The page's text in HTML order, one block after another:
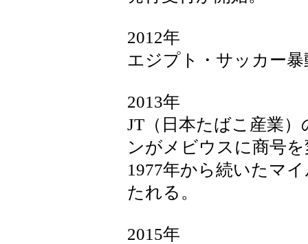
2012年
エジプト・サッカー
2013年
JT（日本たばこ産業
ンがメビウスに商号
1977年から続いたマ
たれる。
2015年